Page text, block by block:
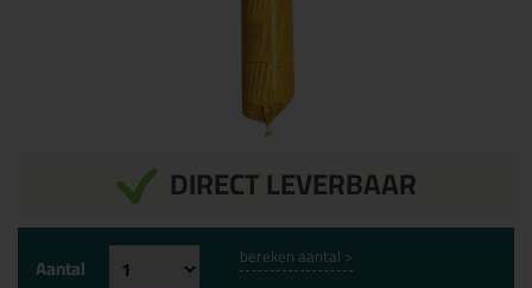
DIRECT LEVERBAAR
Aantal bereken aantal >